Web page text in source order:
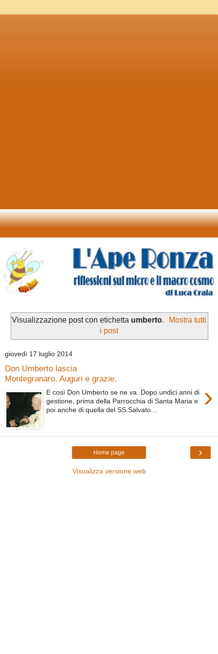
Visualizzazione post con etichetta umberto.
Mostra tutti
i post
giovedì 17 luglio 2014
Don Umberto lascia
Montegranaro. Auguri e grazie.
›
E così Don Umberto se ne va. Dopo undici anni di
gestione, prima della Parrocchia di Santa Maria e
poi anche di quella del SS.Salvato...
›
Home page
Visualizza versione web